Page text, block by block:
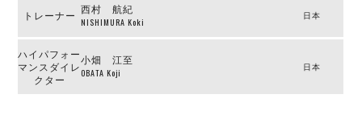
バサジィ大分
選手の通算記録（Ｆ２）
トレーナー 西村 航紀
NISHIMURA Koki
日本
ハイパフォー
マンスダイレ
クター
小畑 江至
OBATA Koji
日本